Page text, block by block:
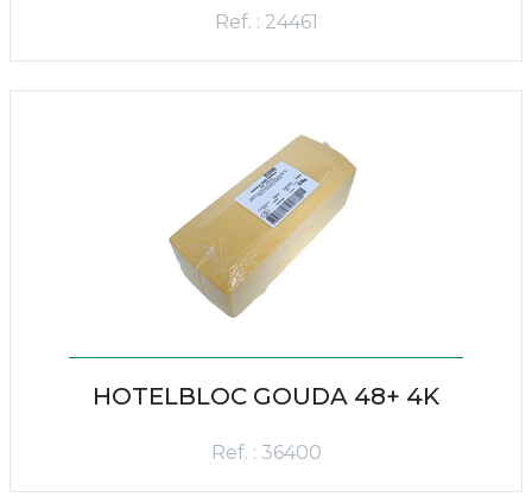
Ref. : 24461
HOTELBLOC GOUDA 48+ 4K
Ref. : 36400